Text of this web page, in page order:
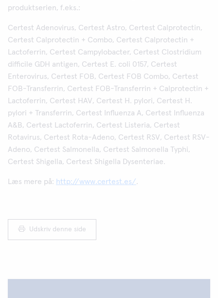
produktserien, f.eks.:
Certest Adenovirus, Certest Astro, Certest Calprotectin,
Certest Calprotectin + Combo, Certest Calprotectin +
Lactoferrin, Certest Campylobacter, Certest Clostridium
difficile GDH antigen, Certest E. coli 0157, Certest
Enterovirus, Certest FOB, Certest FOB Combo, Certest
FOB-Transferrin, Certest FOB-Transferrin + Calprotectin +
Lactoferrin, Certest HAV, Certest H. pylori, Certest H.
pylori + Transferrin, Certest Influenza A, Certest Influenza
A&B, Certest Lactoferrin, Certest Listeria, Certest
Rotavirus, Certest Rota-Adeno, Certest RSV, Certest RSV-
Adeno, Certest Salmonella, Certest Salmonella Typhi,
Certest Shigella, Certest Shigella Dysenteriae.
Læs mere på: http://www.certest.es/.
Udskriv denne side